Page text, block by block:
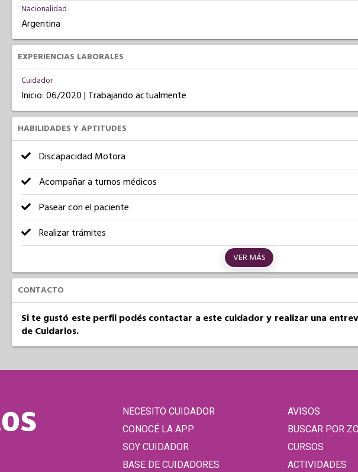
Nacionalidad
Argentina
EXPERIENCIAS LABORALES
Cuidador
Inicio: 06/2020 | Trabajando actualmente
HABILIDADES Y APTITUDES
Discapacidad Motora
Acompañar a turnos médicos
Pasear con el paciente
Realizar trámites
VER MÁS
CONTACTO
Si te gustó este perfil podés contactar a este cuidador y realizar una
de Cuidarlos.
NECESITO CUIDADOR
CONOCÉ LA APP
SOY CUIDADOR
BASE DE CUIDADORES
AVISOS
BUSCAR POR
CURSOS
ACTIVIDADES